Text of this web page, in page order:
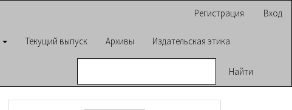
Регистрация Вход
Текущий выпуск Архивы Издательская этика
Найти